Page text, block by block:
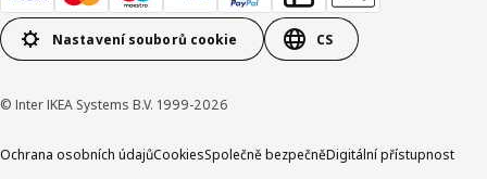
Nastavení souborů cookie CS
© Inter IKEA Systems B.V. 1999-2026
Ochrana osobních údajůCookiesSpolečně bezpečněDigitální přístupnost